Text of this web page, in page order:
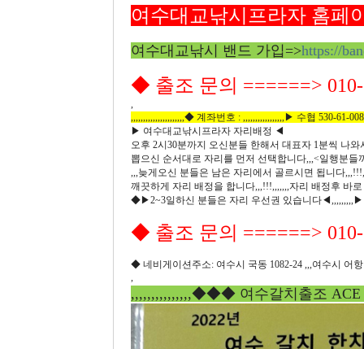
여수대교낚시프라자 홈페
여수대교낚시 밴드 가입=>https://
◆ 출조 문의 ======> 010-
,
,,,,,,,,,,,,,,,,,,,,,,◆ 계좌번호 : ,,,,,,,,,,,,,,,,,▶ 수협 530-61-
▶ 여수대교낚시프라자 자리배정 ◀
오후 2시30분까지 오신분들 한해서 대표자 1분씩 나
뽑으신 순서대로 자리를 먼저 선택합니다,,,<일행분들
,,,늦게오신 분들은 남은 자리에서 골르시면 됩니다
깨끗하게 자리 배정을 합니다,,,!!!,,,,,,,자리 배정후 바
◆▶2~3일하신 분들은 자리 우선권 있습니다
◆ 출조 문의 ======> 010-
◆ 네비게이션주소: 여수시 국동 1082-24 ,,,여수시 어
,
,,,,,,,,,,,,,,,◆◆◆ 여수갈치출조